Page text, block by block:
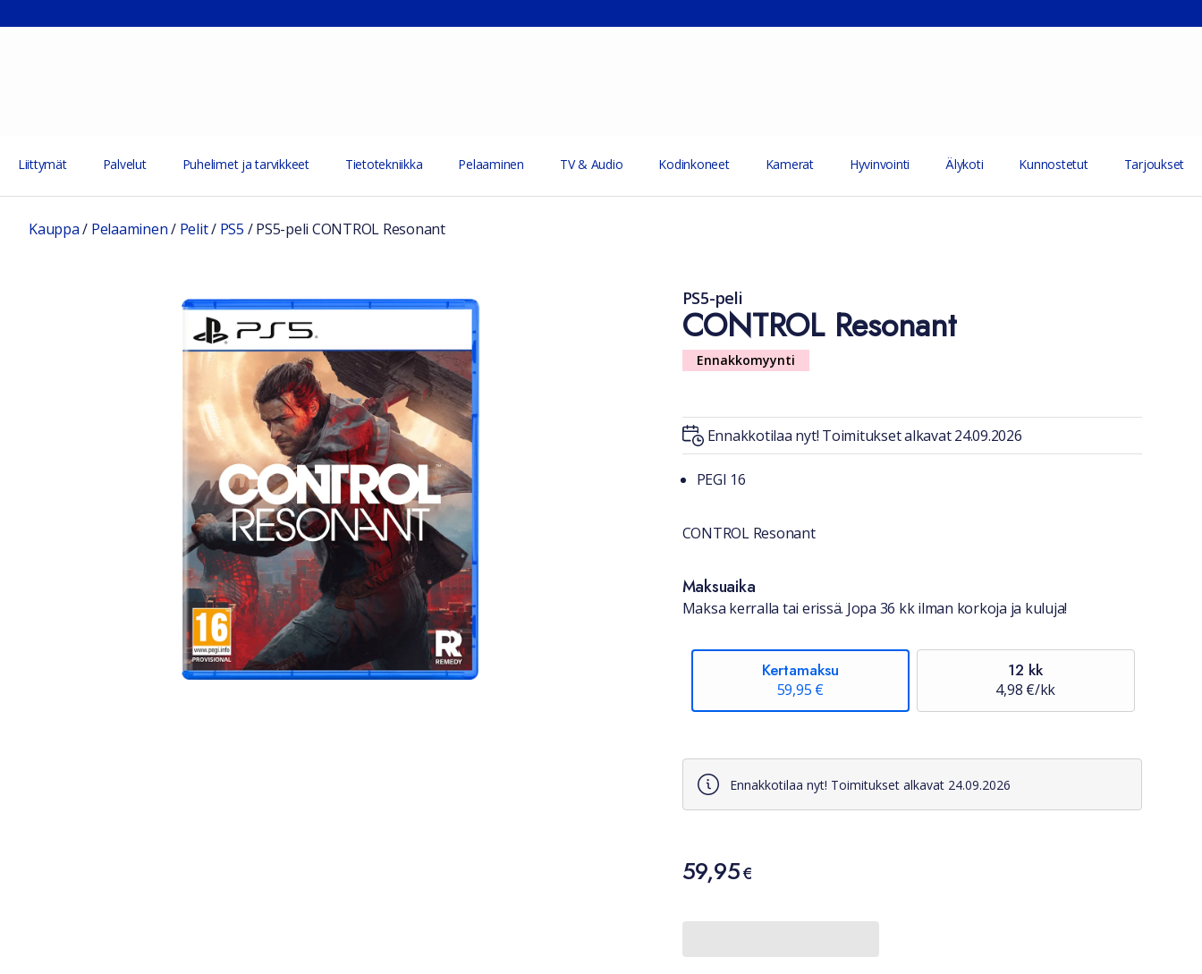
Liittymät Palvelut Puhelimet ja tarvikkeet Tietotekniikka Pelaaminen TV & Audio Kodinkoneet Kamerat Hyvinvointi Älykoti Kunnostetut Tarjoukset
Kauppa/ Pelaaminen/ Pelit/ PS5 /PS5-peli CONTROL Resonant
PS5-peli
CONTROL Resonant
Ennakkomyynti
Ennakkotilaa nyt! Toimitukset alkavat 24.09.2026
Tuotteesta lyhyesti
PEGI 16
CONTROL Resonant
Maksuaika
Maksa kerralla tai erissä. Jopa 36 kk ilman korkoja ja kuluja!
Kertamaksu
59,95 €
12 kk
4,98 €/kk
Ennakkotilaa nyt! Toimitukset alkavat 24.09.2026
Hinta
59,95 €
59,95€